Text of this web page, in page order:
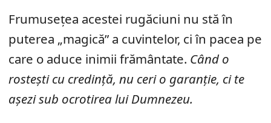
Frumusețea acestei rugăciuni nu stă în
puterea „magică” a cuvintelor, ci în pacea pe
care o aduce inimii frământate. Când o
rostești cu credință, nu ceri o garanție, ci te
așezi sub ocrotirea lui Dumnezeu.